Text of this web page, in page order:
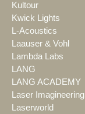
Kultour
Kwick Lights
L-Acoustics
Laauser & Vohl
Lambda Labs
LANG
LANG ACADEMY
Laser Imagineering
Laserworld